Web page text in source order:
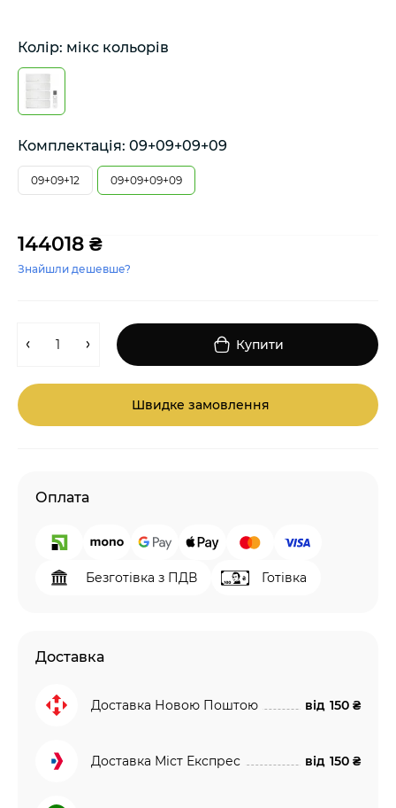
Колір: мікс кольорів
Комплектація: 09+09+09+09
09+09+12 09+09+09+09
144018 ₴
Знайшли дешевше?
Купити
Швидке замовлення
Оплата
Безготівка з ПДВ Готівка
Доставка
Доставка Новою Поштою від 150 ₴
Доставка Міст Експрес від 150 ₴